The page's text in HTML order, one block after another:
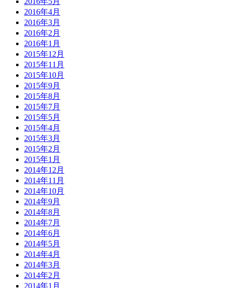
2016年4月
2016年3月
2016年2月
2016年1月
2015年12月
2015年11月
2015年10月
2015年9月
2015年8月
2015年7月
2015年5月
2015年4月
2015年3月
2015年2月
2015年1月
2014年12月
2014年11月
2014年10月
2014年9月
2014年8月
2014年7月
2014年6月
2014年5月
2014年4月
2014年3月
2014年2月
2014年1月